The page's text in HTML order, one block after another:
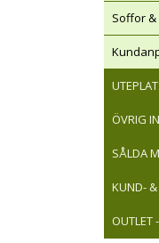
Soffor
ÖVRIG
SÅLDA
KUND- &
OUTLET